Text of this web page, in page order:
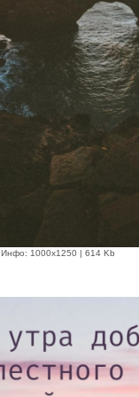
Инфо: 1000х1250 | 614 Kb